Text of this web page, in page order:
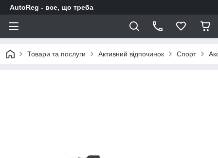
AutoReg - все, що треба
Товари та послуги Активний відпочинок Спорт